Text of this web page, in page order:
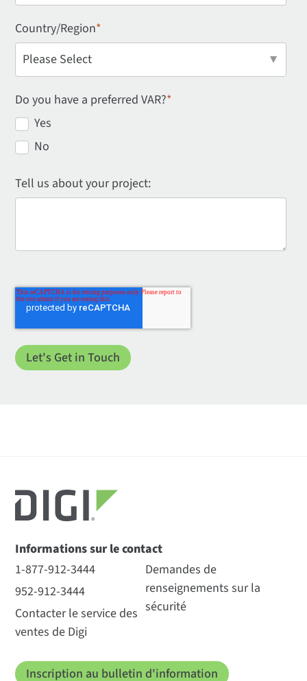
Country/Region*
Do you have a preferred VAR?*
Yes
No
Tell us about your project:
Informations sur le contact
1-877-912-3444
952-912-3444
Contacter le service des
ventes de Digi
Demandes de
renseignements sur la
sécurité
Inscription au bulletin d'information